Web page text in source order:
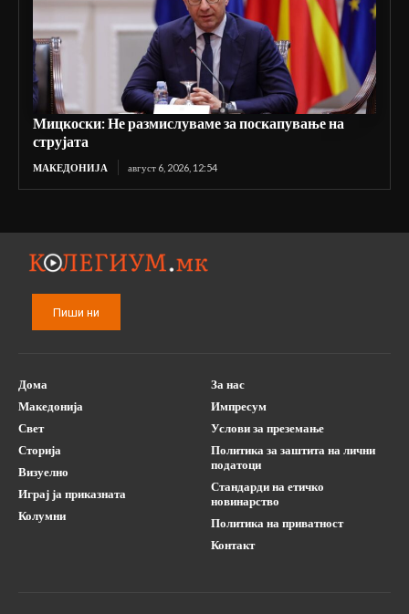
Мицкоски: Не размислуваме за поскапување на
струјата
МАКЕДОНИЈА август 6, 2026, 12:54
Пиши ни
Дома
Македонија
Свет
Сторија
Визуелно
Играј ја приказната
Колумни
За нас
Импресум
Услови за преземање
Политика за заштита на лични
податоци
Стандарди на етичко
новинарство
Политика на приватност
Контакт